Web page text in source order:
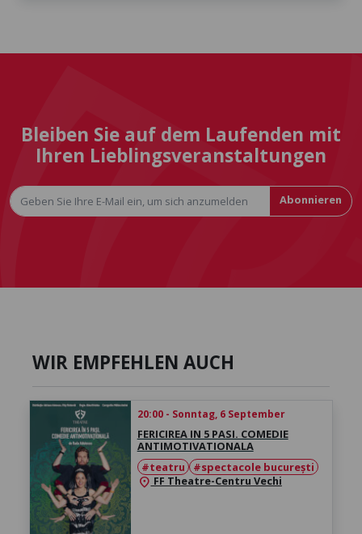
Bleiben Sie auf dem Laufenden mit
Ihren Lieblingsveranstaltungen
Abonnieren
WIR EMPFEHLEN AUCH
20:00 - Sonntag, 6 September
FERICIREA IN 5 PASI. COMEDIE
ANTIMOTIVATIONALA
#teatru
#spectacole bucurești
location_on FF Theatre-Centru Vechi